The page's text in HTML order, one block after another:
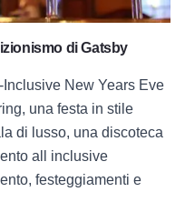
di Gatsby
New Years Eve
una festa in stile
di lusso, una discoteca
all inclusive
festeggiamenti e